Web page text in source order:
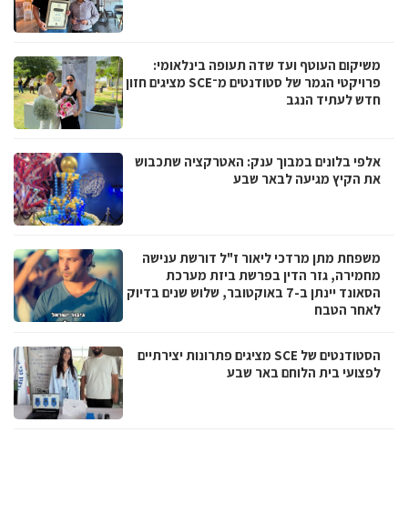
משיקום העוטף ועד שדה תעופה בינלאומי:
פרויקטי הגמר של סטודנטים מ־SCE מציגים חזון
חדש לעתיד הנגב
אלפי בלונים במבוך ענק: האטרקציה שתכבוש
את הקיץ מגיעה לבאר שבע
משפחת מתן מרדכי ליאור ז"ל דורשת ענישה
מחמירה, גזר הדין בפרשת ביזת מערכת
הסאונד יינתן ב-7 באוקטובר, שלוש שנים בדיוק
לאחר הטבח
הסטודנטים של SCE מציגים פתרונות יצירתיים
לפצועי בית הלוחם באר שבע